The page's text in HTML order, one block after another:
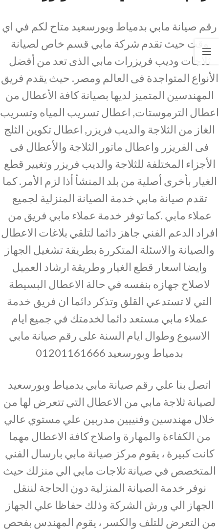
رقم صيانة مابي بدمياط وبورسعيد متاح لكم في اي
وقت حيث تقدم شركة مابي قسم خاص لصيانة
ثلاجات وديب فريزرات مابي الذى تعد من أفضل
الأنواع المتواجدة فى العالم ومصر. حيث يقدم فريق
المهندسين المتميز لديها بصيانة كافة الأعطال من
اعطال الترموستات, اعطال تسريب المياه وتسريب
الغاز من الثلاجة والديب فريزر, اعطال تكوين الثلج
فى الفريزر واعطال ماتور الثلاجة والأعطال فى
الأجزاء المختلفة للثلاجة والديب فريزر وتغيير قطع
الغيار بأخرى أصلية من بلد المنشأ أذا لزم الأمر. كما
تقدم صيانة مابي خدمة الصيانة المنزلية لجميع
عملاء مابي .كما توفر خدمة عملاء مابي فريق من
افراد الدعم الفني جاهز دائما لتلقي بلاغات الاعطال
والصيانة والاسئلة المتكررة بطريقة تشغيل الجهاز
وايضا اسعار قطع الغيار وطريقة ارشاد العميل
لاصلاح جهازه بنفسه في حالة الاعطال البسيطة
التي لا تستدعي القلق وتذكر دائما ان فريق خدمة
عملاء مابي مستعد دائما لخدمتك في جميع ايام
الاسبوع وطوال ايام السنة على رقم صيانة مابي
بدمياط وبورسعيد 01201161666
اتصل بنا علي رقم صيانة مابي بدمياط وبورسعيد
لصيانة ثلاجة مابي من الاعطال التي تتعرض لها من
خلال مهندسين وفنييين مدربين علي مستوي عالي
من الكفاءة والمهارة واصلاح كافة الاعطال مهما
كانت كبيرة ، يقوم مركز صيانة مابي بارسال الفني
المتخصص في صيانة ثلاجات مابي الي منزلك حيث
نوفر خدمة الصيانة المنزلية دون الحاجة لننقل
الجهاز الي ورش الشركة وذلك حفاظا علي الجهاز
من التعرض للتلف والكسر ، يقوم المهندس بفحص